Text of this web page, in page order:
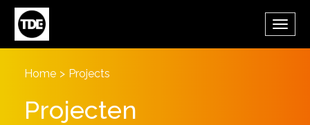
Skip to main content
Home > Projects
Projecten